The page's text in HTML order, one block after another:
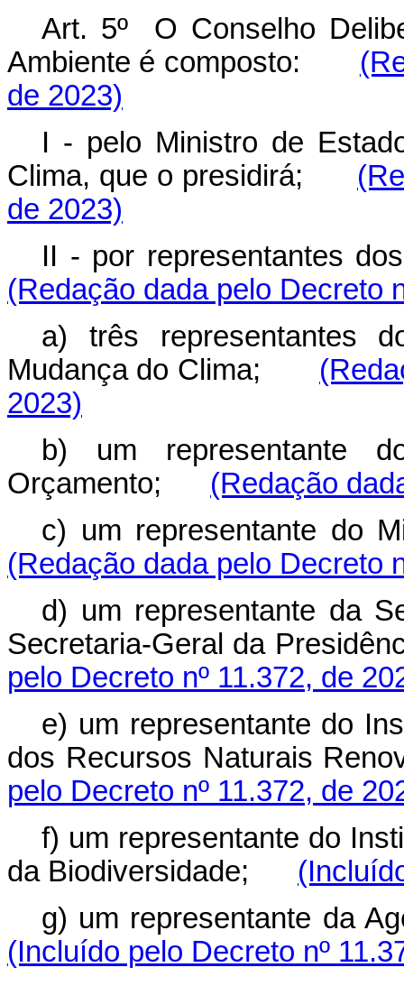
Art. 5º O Conselho
Ambiente é composto:
de 2023)
I - pelo Ministro de
Clima, que o presidirá;
de 2023)
II - por representantes
(Redação dada pelo Decreto
a) três representantes
Mudança do Clima;
2023)
b) um representante
Orçamento; (Redação
c) um representante
(Redação dada pelo Decreto
d) um representante da
Secretaria-Geral da
pelo Decreto nº 11.372, de
e) um representante do
dos Recursos Naturais
pelo Decreto nº 11.372, de
f) um representante do
da Biodiversidade;
g) um representante da
(Incluído pelo Decreto nº